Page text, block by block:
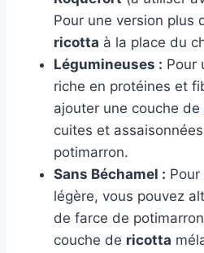
Pour une version plus
ricotta à la place du
Légumineuses : Pour
riche en protéines et
ajouter une couche de
cuites et
potimarron.
Sans Béchamel :
légère, vous pouvez
de farce de
couche de ricotta